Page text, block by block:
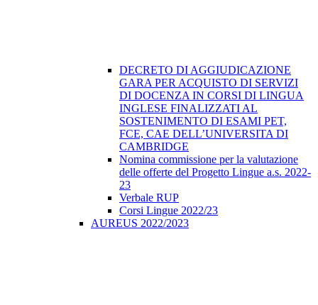
DECRETO DI AGGIUDICAZIONE
GARA PER ACQUISTO DI SERVIZI
DI DOCENZA IN CORSI DI LINGUA
INGLESE FINALIZZATI AL
SOSTENIMENTO DI ESAMI PET,
FCE, CAE DELL’UNIVERSITA DI
CAMBRIDGE
Nomina commissione per la valutazione
delle offerte del Progetto Lingue a.s. 2022-
23
Verbale RUP
Corsi Lingue 2022/23
AUREUS 2022/2023